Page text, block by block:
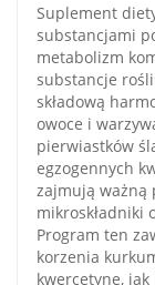
Suplement
substancjami
metabolizm
substancje
składową
owoce i
pierwiastków
egzogennych
zajmują ważną
mikroskładniki
Program ten
korzenia
kwercetynę,